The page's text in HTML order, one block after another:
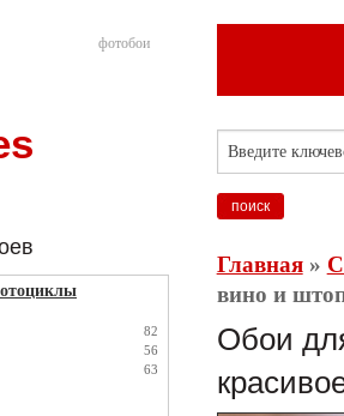
фотобои
82
56
63
Главная»
вино и
Обои